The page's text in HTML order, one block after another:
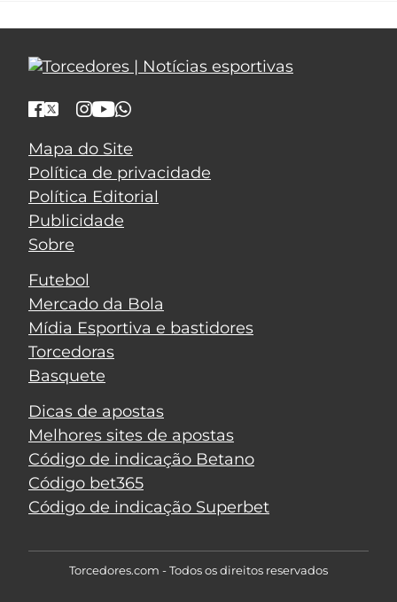
Mapa do Site
Política de privacidade
Política Editorial
Publicidade
Sobre
Futebol
Mercado da Bola
Mídia Esportiva e bastidores
Torcedoras
Basquete
Dicas de apostas
Melhores sites de apostas
Código de indicação Betano
Código bet365
Código de indicação Superbet
Torcedores.com - Todos os direitos reservados